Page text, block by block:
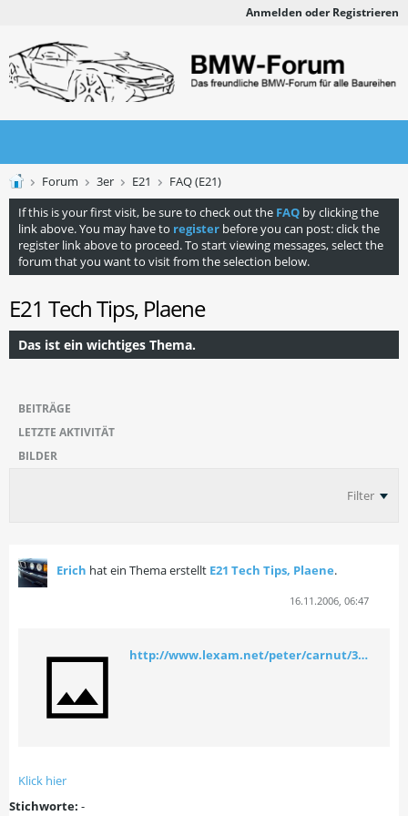
Anmelden oder Registrieren
Forum 3er E21
FAQ (E21)
If this is your first visit, be sure to check out the FAQ by clicking the
link above. You may have to register before you can post: click the
register link above to proceed. To start viewing messages, select the
forum that you want to visit from the selection below.
E21 Tech Tips, Plaene
Das ist ein wichtiges Thema.
BEITRÄGE
LETZTE AKTIVITÄT
BILDER
Filter
Erich hat ein Thema erstellt E21 Tech Tips, Plaene.
16.11.2006, 06:47
http://www.lexam.net/peter/carnut/320parts.html
Klick hier
Stichworte: -